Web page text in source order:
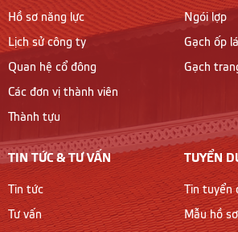
Hồ sơ năng lực
Lịch sử công ty
Quan hệ cổ đông
Các đơn vị thành viên
Thành tựu
Ngói lợp
Gạch ốp
Gạch
TIN TỨC & TƯ VẤN
Tin tức
Tư vấn
TUYỂN
Tin tuyển
Mẫu hồ